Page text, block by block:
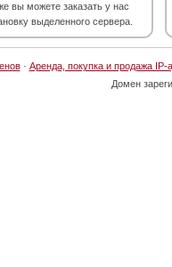
вы можете заказать у нас
выделенного сервера.
· Аренда, покупка и продажа IP-
Домен